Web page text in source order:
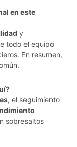
en este
y
todo el equipo
En resumen,
, el seguimiento
sobresaltos